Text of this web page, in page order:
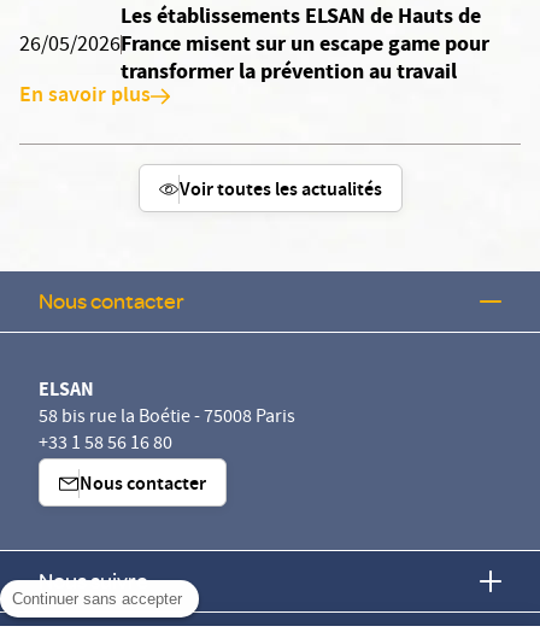
Continuer sans accepter
26/05/2026
Les établissements ELSAN de Hauts de
France misent sur un escape game pour
transformer la prévention au travail
En savoir plus
Voir toutes les actualités
Nous contacter
ELSAN
58 bis rue la Boétie - 75008 Paris
+33 1 58 56 16 80
Nous contacter
Nous suivre